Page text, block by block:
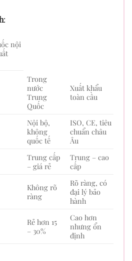
:
nội
Trong
nước
Trung
Quốc
Xuất khẩu
toàn cầu
Nội bộ,
không
quốc tế
ISO, CE, tiêu
chuẩn châu
Âu
Trung cấp
– giá rẻ
Trung – cao
cấp
Không rõ
ràng
Rõ ràng, có
đại lý bảo
hành
Rẻ hơn 15
– 30%
Cao hơn
nhưng ổn
định